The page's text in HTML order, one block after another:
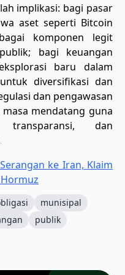
implikasi: bagi pasar
aset seperti Bitcoin
komponen legit
bagi keuangan
baru dalam
diversifikasi dan
dan pengawasan
mendatang guna
transparansi, dan
ke Iran, Klaim
munisipal
publik